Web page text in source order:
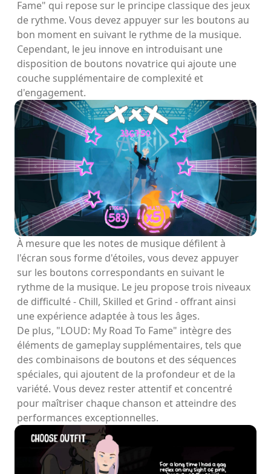
Fame" qui repose sur le principe classique des jeux
de rythme. Vous devez appuyer sur les boutons au
bon moment en suivant le rythme de la musique.
Cependant, le jeu innove en introduisant une
disposition de boutons novatrice qui ajoute une
couche supplémentaire de complexité et
d'engagement.
À mesure que les notes de musique défilent à
l'écran sous forme d'étoiles, vous devez appuyer
sur les boutons correspondants en suivant le
rythme de la musique. Le jeu propose trois niveaux
de difficulté - Chill, Skilled et Grind - offrant ainsi
une expérience adaptée à tous les âges.
De plus, "LOUD: My Road To Fame" intègre des
éléments de gameplay supplémentaires, tels que
des combinaisons de boutons et des séquences
spéciales, qui ajoutent de la profondeur et de la
variété. Vous devez rester attentif et concentré
pour maîtriser chaque chanson et atteindre des
performances exceptionnelles.